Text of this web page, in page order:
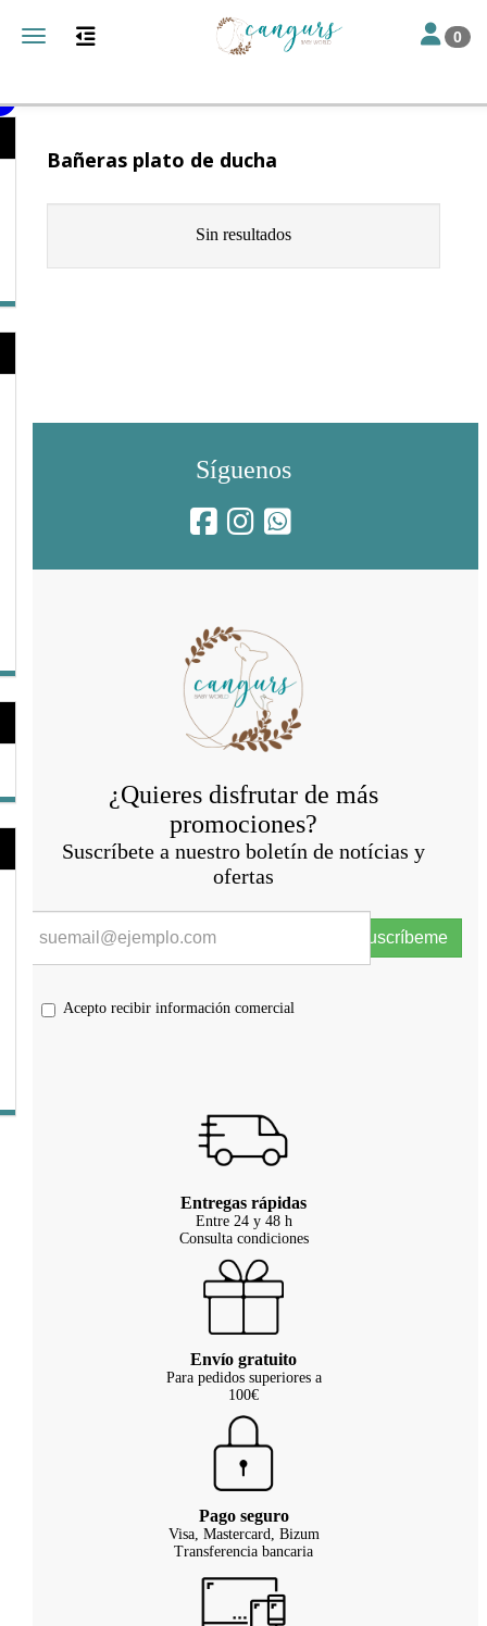
Toggle navigation Toggle
0
Bañeras plato de ducha
Sin resultados
Síguenos
¿Quieres disfrutar de más
promociones?
Suscríbete a nuestro boletín de notícias y
ofertas
Suscríbeme
Acepto recibir información comercial
Entregas rápidas
Entre 24 y 48 h
Consulta condiciones
Envío gratuito
Para pedidos superiores a
100€
Pago seguro
Visa, Mastercard, Bizum
Transferencia bancaria